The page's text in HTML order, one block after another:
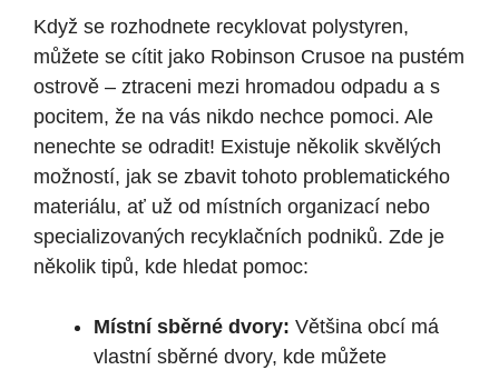
Když se rozhodnete recyklovat polystyren,
můžete se cítit jako Robinson Crusoe na pustém
ostrově – ztraceni mezi hromadou odpadu a s
pocitem, že na vás nikdo nechce pomoci. Ale
nenechte se odradit! Existuje několik skvělých
možností, jak se zbavit tohoto problematického
materiálu, ať už od místních organizací nebo
specializovaných recyklačních podniků. Zde je
několik tipů, kde hledat pomoc:
Místní sběrné dvory: Většina obcí má
vlastní sběrné dvory, kde můžete